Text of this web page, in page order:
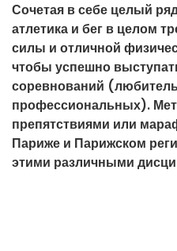
Сочетая в себе целый
атлетика и бег в целом
силы и отличной
чтобы успешно
соревнований
профессиональных).
препятствиями или
Париже и Парижском
этими различными